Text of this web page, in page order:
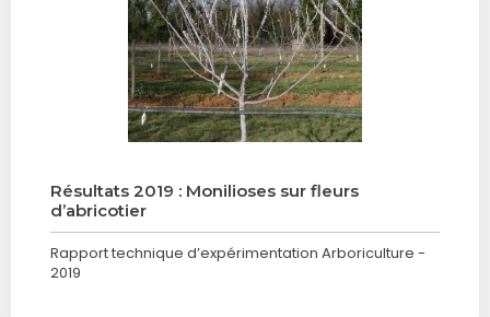
Résultats 2019 : Monilioses sur fleurs
d’abricotier
Rapport technique d’expérimentation Arboriculture -
2019